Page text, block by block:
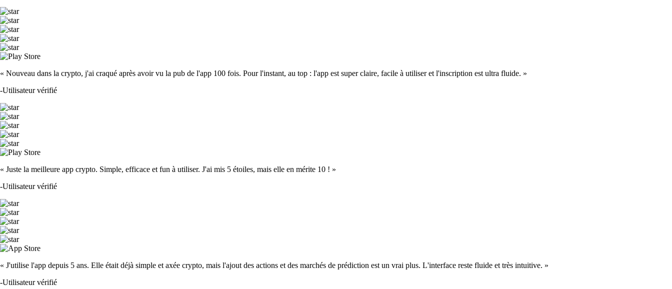
« Nouveau dans la crypto, j'ai craqué après avoir vu la pub de l'app 100 fois. Pour l'instant, au top : l'app est super claire, facile à utiliser et l'inscription est ultra fluide. »
-Utilisateur vérifié
« Juste la meilleure app crypto. Simple, efficace et fun à utiliser. J'ai mis 5 étoiles, mais elle en mérite 10 ! »
-Utilisateur vérifié
« J'utilise l'app depuis 5 ans. Elle était déjà simple et axée crypto, mais l'ajout des actions et des marchés de prédiction est un vrai plus. L'interface reste fluide et très intuitive. »
-Utilisateur vérifié